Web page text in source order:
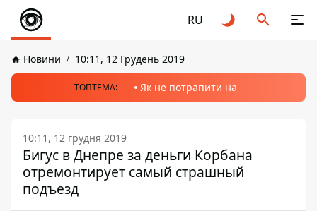
RU
Новини 10:11, 12 Грудень 2019
ТОПТЕМА: Як не потрапити на
10:11, 12 грудня 2019
Бигус в Днепре за деньги Корбана
отремонтирует самый страшный
подъезд